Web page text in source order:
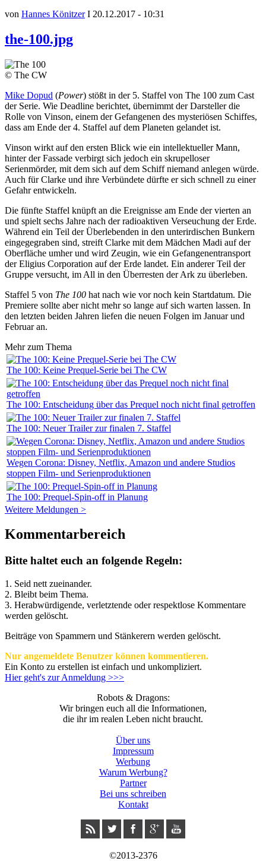
von Hannes KönitzerI 20.12.2017 - 10:31
the-100.jpg
© The CW
Mike Dopud (Power) stößt in der 5. Staffel von The 100 zum Cast
der Serie. Wie Deadline berichtet, übernimmt der Darsteller die
Rolle von Vinson, einem der Gefangenen des mysteriösen Schiffes,
dass am Ende der 4. Staffel auf dem Planeten gelandet ist.
Vinson wirkt auf den ersten Blick wie ein intellektueller Mann,
hinter der Fassade verbirgt sich jedoch ein skrupelloser
Serienmörder, mit dem sich auf dem Schiff niemand anlegen würde.
Auch für Clarke und ihre Verbündete dürfte er sich schnell zu einer
Gefahr entwickeln.
Die fünfte Staffel knüpft an die Ereignisse am Ende der vierten an
und spielt sechs Jahre nach der radioaktiven Verseuchung der Erde.
Während ein Teil der Überlebenden in den unterirdischen Bunkern
eingegegraben sind, streift Clarke mit dem Mädchen Madi auf der
Oberfläche umher und wird Zeugin, wie ein Gefangenentransport
der Eligius Corporation auf der Erde landet. Ein anderer Teil der
Gruppe versucht, im All in den Überresten der Ark zu überleben.
Staffel 5 von The 100 hat nach wie vor noch kein Startdatum. Die
Premiere sollte aber nicht mehr so lange auf sich warten lassen. In
den letzten beiden Jahren liefen die neuen Folgen im Januar und
Februar an.
Mehr zum Thema
The 100: Keine Prequel-Serie bei The CW
The 100: Entscheidung über das Prequel noch nicht final getroffen
The 100: Neuer Trailer zur finalen 7. Staffel
Wegen Corona: Disney, Netflix, Amazon und andere Studios
stoppen Film- und Serienproduktionen
The 100: Prequel-Spin-off in Planung
Weitere Meldungen >
Kommentarbereich
Bitte haltet euch an folgende Regeln:
1. Seid nett zueinander.
2. Bleibt beim Thema.
3. Herabwürdigende, verletztende oder respektlose Kommentare
werden gelöscht.
Beiträge von Spammern und Stänkerern werden gelöscht.
Nur angemeldete Benutzer können kommentieren.
Ein Konto zu erstellen ist einfach und unkompliziert.
Hier geht's zur Anmeldung >>>
Robots & Dragons:
Wir bringen euch all die Informationen,
die ihr im realen Leben nicht braucht.
Über uns
Impressum
Werbung
Warum Werbung?
Partner
Bei uns schreiben
Kontakt
©2013-2376